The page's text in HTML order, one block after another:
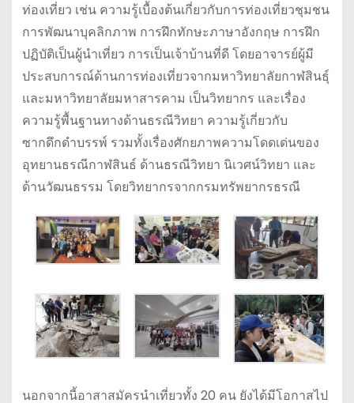
ท่องเที่ยว เช่น ความรู้เบื้องต้นเกี่ยวกับการท่องเที่ยวชุมชน
การพัฒนาบุคลิกภาพ การฝึกทักษะภาษาอังกฤษ การฝึก
ปฏิบัติเป็นผู้นำเที่ยว การเป็นเจ้าบ้านที่ดี โดยอาจารย์ผู้มี
ประสบการณ์ด้านการท่องเที่ยวจากมหาวิทยาลัยกาฬสินธุ์
และมหาวิทยาลัยมหาสารคาม เป็นวิทยากร และเรื่อง
ความรู้พื้นฐานทางด้านธรณีวิทยา ความรู้เกี่ยวกับ
ซากดึกดำบรรพ์ รวมทั้งเรื่องศักยภาพความโดดเด่นของ
อุทยานธรณีกาฬสินธ์ ด้านธรณีวิทยา นิเวศน์วิทยา และ
ด้านวัฒนธรรม โดยวิทยากรจากกรมทรัพยากรธรณี
นอกจากนี้อาสาสมัครนำเที่ยวทั้ง 20 คน ยังได้มีโอกาสไป